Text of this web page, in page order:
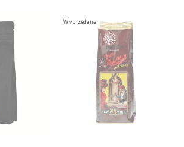
Wyprzedane